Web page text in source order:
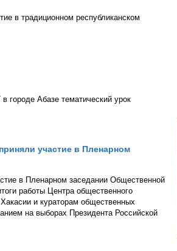
в традиционном республиканском
Абазе тематический урок
участие в Пленарном
в Пленарном заседании Общественной
работы Центра общественного
и кураторам общественных
на выборах Президента Российской